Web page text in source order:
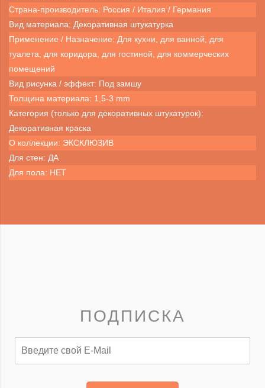
Страна-производитель: Россия / Италия / Германия
Вид материала: Декоративная штукатурка
Применение / Назначение: Для кухни, для ванной, для
туалета, для коридора, для гостиной, для коммерческих
помещений
Вид рисунка / эффект: Под замшу
Толщина материала: 1,5-3 mm
Категория (только для декоративных штукатурок):
Декоративная краска
О коллекции: ЭКСКЛЮЗИВ
Для стен: ДА
Для пола: НЕТ
ПОДПИСКА